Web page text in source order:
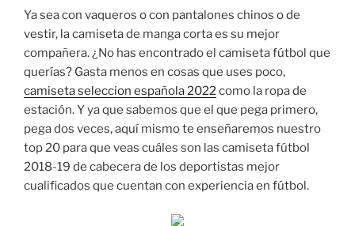
Ya sea con vaqueros o con pantalones chinos o de
vestir, la camiseta de manga corta es su mejor
compañera. ¿No has encontrado el camiseta fútbol que
querías? Gasta menos en cosas que uses poco,
camiseta seleccion española 2022como la ropa de
estación. Y ya que sabemos que el que pega primero,
pega dos veces, aquí mismo te enseñaremos nuestro
top 20 para que veas cuáles son las camiseta fútbol
2018-19 de cabecera de los deportistas mejor
cualificados que cuentan con experiencia en fútbol.